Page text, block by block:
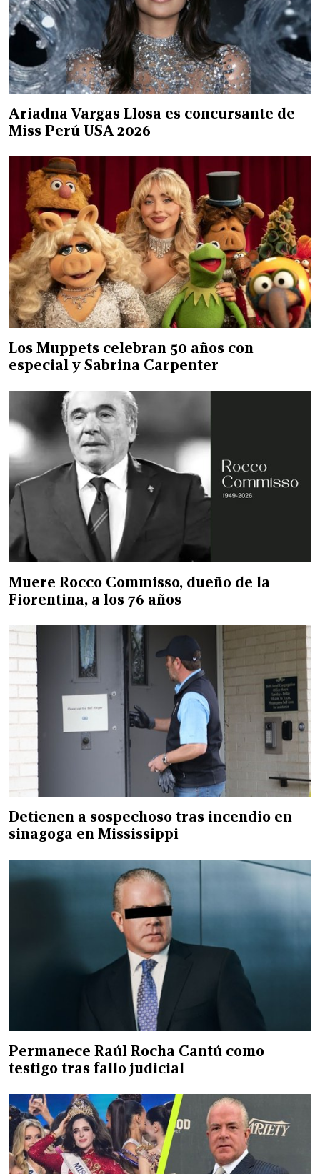
Ariadna Vargas Llosa es concursante de
Miss Perú USA 2026
Los Muppets celebran 50 años con
especial y Sabrina Carpenter
Muere Rocco Commisso, dueño de la
Fiorentina, a los 76 años
Detienen a sospechoso tras incendio en
sinagoga en Mississippi
Permanece Raúl Rocha Cantú como
testigo tras fallo judicial